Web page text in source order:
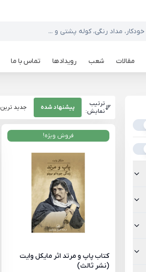
مقالات شعب رویدادها تماس با ما
ترتیب
نمایش:
پیشنهاد شده جدید ترین
فروش ویژه!
کتاب پاپ و مرتد اثر مایکل وایت
(نشر ثالث)